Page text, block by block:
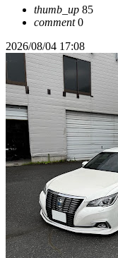
thumb_up 85
comment0
2026/08/04 17:08